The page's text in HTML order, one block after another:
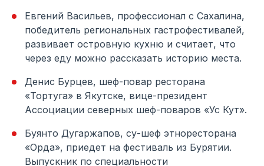
Евгений Васильев, профессионал с Сахалина,
победитель региональных гастрофестивалей,
развивает островную кухню и считает, что
через еду можно рассказать историю места.
Денис Бурцев, шеф-повар ресторана
«Тортуга» в Якутске, вице-президент
Ассоциации северных шеф-поваров «Ус Кут».
Буянто Дугаржапов, су-шеф этноресторана
«Орда», приедет на фестиваль из Бурятии.
Выпускник по специальности